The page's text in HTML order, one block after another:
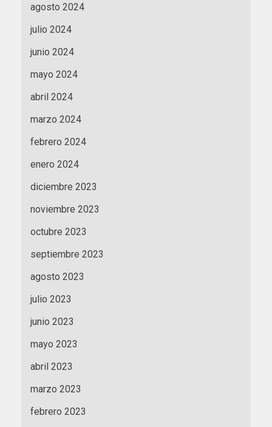
agosto 2024
julio 2024
junio 2024
mayo 2024
abril 2024
marzo 2024
febrero 2024
enero 2024
diciembre 2023
noviembre 2023
octubre 2023
septiembre 2023
agosto 2023
julio 2023
junio 2023
mayo 2023
abril 2023
marzo 2023
febrero 2023